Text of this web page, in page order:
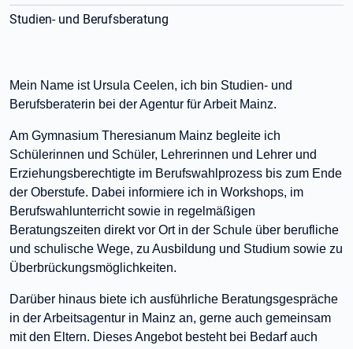
Studien- und Berufsberatung
Mein Name ist Ursula Ceelen, ich bin Studien- und
Berufsberaterin bei der Agentur für Arbeit Mainz.
Am Gymnasium Theresianum Mainz begleite ich
Schülerinnen und Schüler, Lehrerinnen und Lehrer und
Erziehungsberechtigte im Berufswahlprozess bis zum Ende
der Oberstufe. Dabei informiere ich in Workshops, im
Berufswahlunterricht sowie in regelmäßigen
Beratungszeiten direkt vor Ort in der Schule über berufliche
und schulische Wege, zu Ausbildung und Studium sowie zu
Überbrückungsmöglichkeiten.
Darüber hinaus biete ich ausführliche Beratungsgespräche
in der Arbeitsagentur in Mainz an, gerne auch gemeinsam
mit den Eltern. Dieses Angebot besteht bei Bedarf auch